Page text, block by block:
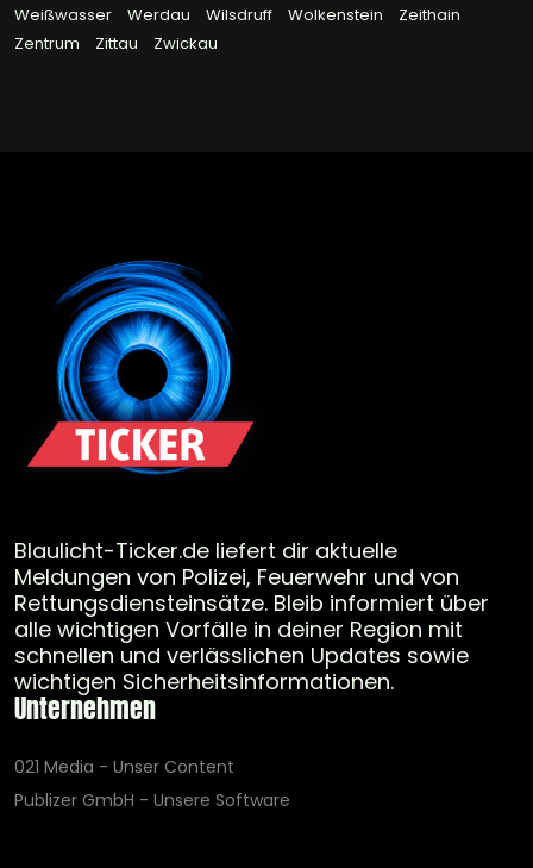
Weißwasser
Werdau Wilsdruff Wolkenstein
Zeithain
Zentrum
Zittau Zwickau
Blaulicht-Ticker.de liefert dir aktuelle
Meldungen von Polizei, Feuerwehr und von
Rettungsdiensteinsätze. Bleib informiert über
alle wichtigen Vorfälle in deiner Region mit
schnellen und verlässlichen Updates sowie
wichtigen Sicherheitsinformationen.
Unternehmen
021 Media - Unser Content
Publizer GmbH - Unsere Software